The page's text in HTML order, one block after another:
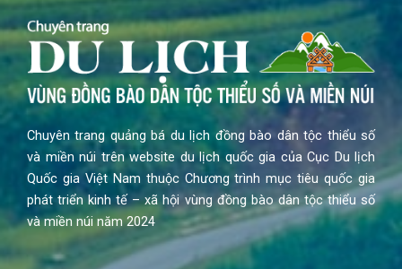
Chuyên trang quảng bá du lịch đồng bào dân tộc thiểu số
và miền núi trên website du lịch quốc gia của Cục Du lịch
Quốc gia Việt Nam thuộc Chương trình mục tiêu quốc gia
phát triển kinh tế – xã hội vùng đồng bào dân tộc thiểu số
và miền núi năm 2024